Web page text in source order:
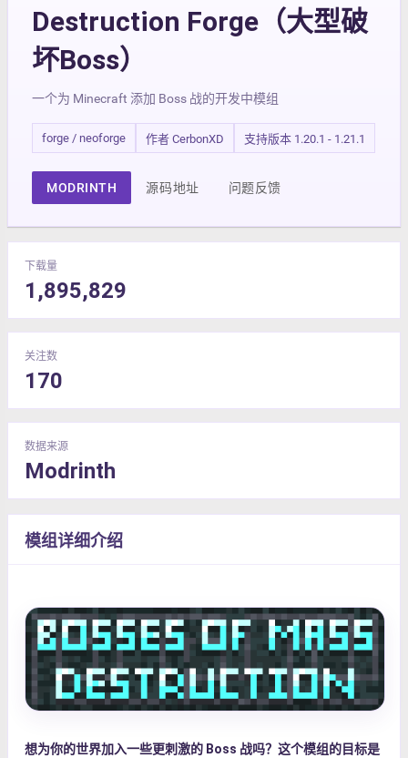
Destruction Forge（大型破
坏Boss）
一个为 Minecraft 添加 Boss 战的开发中模组
forge / neoforge 作者 CerbonXD 支持版本 1.20.1 - 1.21.1
MODRINTH 源码地址 问题反馈
下载量
1,895,829
关注数
170
数据来源
Modrinth
模组详细介绍
想为你的世界加入一些更刺激的 Boss 战吗？这个模组的目标是